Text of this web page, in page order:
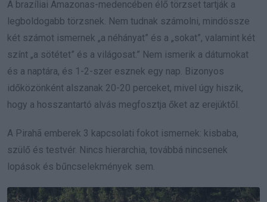
A brazíliai Amazonas-medencében élő törzset tartják a
legboldogabb törzsnek. Nem tudnak számolni, mindössze
két számot ismernek „a néhányat” és a „sokat”, valamint két
színt „a sötétet” és a világosat.” Nem ismerik a dátumokat
és a naptára, és 1-2-szer esznek egy nap. Bizonyos
időközönként alszanak 20-20 perceket, mivel úgy hiszik,
hogy a hosszantartó alvás megfosztja őket az erejüktől.
A Pirahã emberek 3 kapcsolati fokot ismernek: kisbaba,
szülő és testvér. Nincs hierarchia, továbbá nincsenek
lopások és bűncselekmények sem.